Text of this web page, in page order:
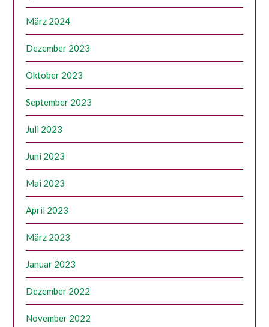
März 2024
Dezember 2023
Oktober 2023
September 2023
Juli 2023
Juni 2023
Mai 2023
April 2023
März 2023
Januar 2023
Dezember 2022
November 2022